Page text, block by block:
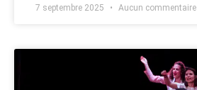
7 septembre 2025 Aucun commentaire